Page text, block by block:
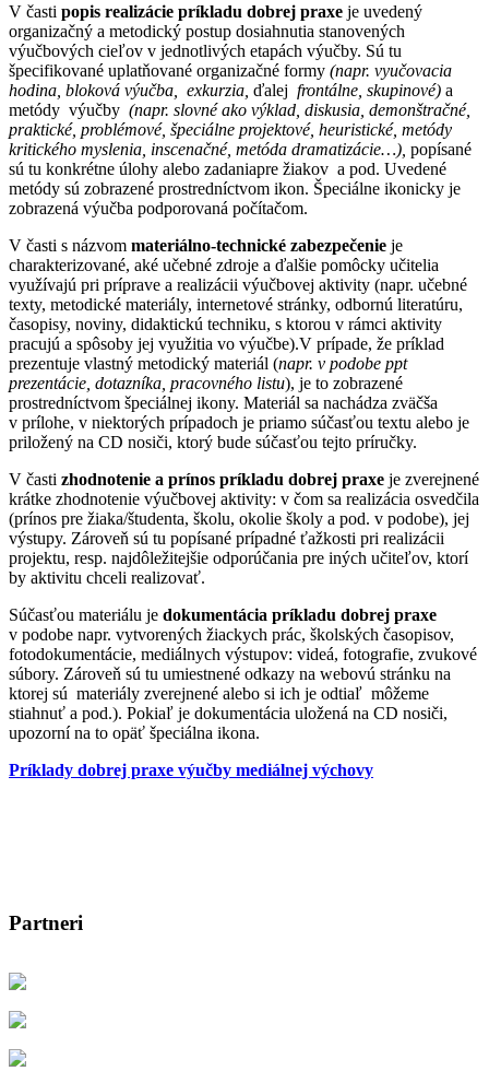
V časti popis realizácie príkladu dobrej praxe je uvedený
organizačný a metodický postup dosiahnutia stanovených
výučbových cieľov v jednotlivých etapách výučby. Sú tu
špecifikované uplatňované organizačné formy (napr. vyučovacia
hodina, bloková výučba, exkurzia, ďalej frontálne, skupinové) a
metódy výučby (napr. slovné ako výklad, diskusia, demonštračné,
praktické, problémové, špeciálne projektové, heuristické, metódy
kritického myslenia, inscenačné, metóda dramatizácie…), popísané
sú tu konkrétne úlohy alebo zadaniapre žiakov a pod. Uvedené
metódy sú zobrazené prostredníctvom ikon. Špeciálne ikonicky je
zobrazená výučba podporovaná počítačom.
V časti s názvom materiálno-technické zabezpečenie je
charakterizované, aké učebné zdroje a ďalšie pomôcky učitelia
využívajú pri príprave a realizácii výučbovej aktivity (napr. učebné
texty, metodické materiály, internetové stránky, odbornú literatúru,
časopisy, noviny, didaktickú techniku, s ktorou v rámci aktivity
pracujú a spôsoby jej využitia vo výučbe).V prípade, že príklad
prezentuje vlastný metodický materiál (napr. v podobe ppt
prezentácie, dotazníka, pracovného listu), je to zobrazené
prostredníctvom špeciálnej ikony. Materiál sa nachádza zväčša
v prílohe, v niektorých prípadoch je priamo súčasťou textu alebo je
priložený na CD nosiči, ktorý bude súčasťou tejto príručky.
V časti zhodnotenie a prínos príkladu dobrej praxe je zverejnené
krátke zhodnotenie výučbovej aktivity: v čom sa realizácia osvedčila
(prínos pre žiaka/študenta, školu, okolie školy a pod. v podobe), jej
výstupy. Zároveň sú tu popísané prípadné ťažkosti pri realizácii
projektu, resp. najdôležitejšie odporúčania pre iných učiteľov, ktorí
by aktivitu chceli realizovať.
Súčasťou materiálu je dokumentácia príkladu dobrej praxe
v podobe napr. vytvorených žiackych prác, školských časopisov,
fotodokumentácie, mediálnych výstupov: videá, fotografie, zvukové
súbory. Zároveň sú tu umiestnené odkazy na webovú stránku na
ktorej sú materiály zverejnené alebo si ich je odtiaľ môžeme
stiahnuť a pod.). Pokiaľ je dokumentácia uložená na CD nosiči,
upozorní na to opäť špeciálna ikona.
Príklady dobrej praxe výučby mediálnej výchovy
Partneri